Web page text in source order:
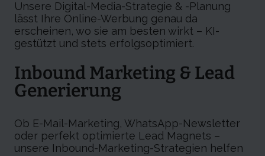
Unsere Digital-Media-Strategie & -Planung
lässt Ihre Online-Werbung genau da
erscheinen, wo sie am besten wirkt – KI-
gestützt und stets erfolgsoptimiert.
Inbound Marketing & Lead
Generierung
Ob E-Mail-Marketing, WhatsApp-Newsletter
oder perfekt optimierte Lead Magnets –
unsere Inbound-Marketing-Strategien helfen